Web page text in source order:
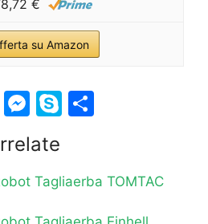
€
su Amazon
W M
s
s
S
p e
Tagliaerba TOMTAC